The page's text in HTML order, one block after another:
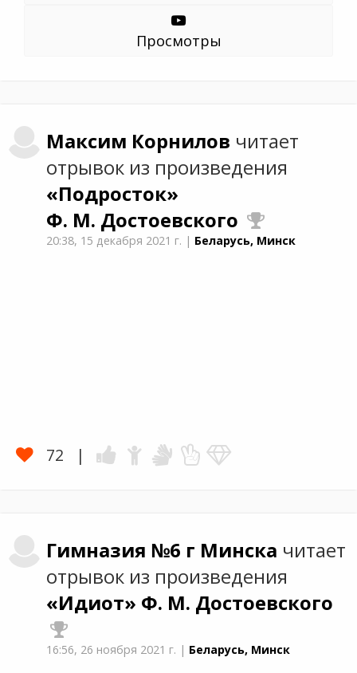
Просмотры
Максим Корнилов читает
отрывок из произведения
«Подросток»
Ф. М. Достоевского
20:38, 15 декабря 2021 г. | Беларусь, Минск
72
Гимназия №6 г Минска читает
отрывок из произведения
«Идиот» Ф. М. Достоевского
16:56, 26 ноября 2021 г. | Беларусь, Минск